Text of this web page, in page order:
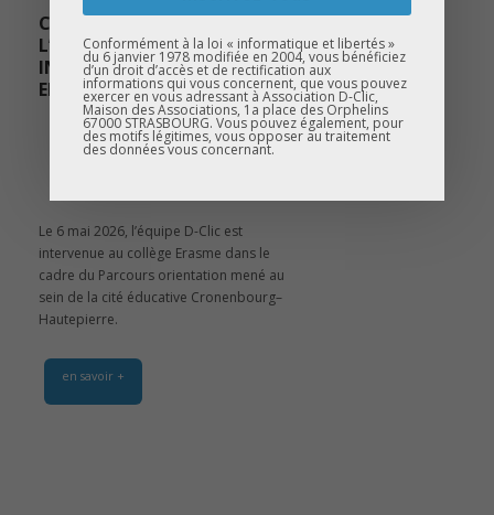
CARAVANE DE
L’ORIENTATION –
INTERVENTION AU COLLÈGE
ERASME
6 Mai, 2026 |Caravane de
Le 6 mai 2026, l’équipe D-Clic est
intervenue au collège Erasme dans le
cadre du Parcours orientation mené au
sein de la cité éducative Cronenbourg–
Hautepierre.
en savoir +
Conformément à la loi « informatique et libertés »
du 6 janvier 1978 modifiée en 2004, vous bénéficiez
d’un droit d’accès et de rectification aux
informations qui vous concernent, que vous pouvez
exercer en vous adressant à Association D-Clic,
Maison des Associations, 1a place des Orphelins
67000 STRASBOURG. Vous pouvez également, pour
des motifs légitimes, vous opposer au traitement
des données vous concernant.